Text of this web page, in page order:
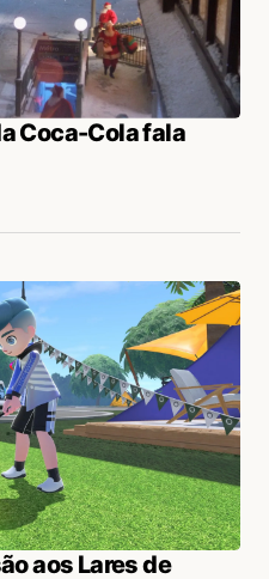
Coca-Cola fala
aos Lares de